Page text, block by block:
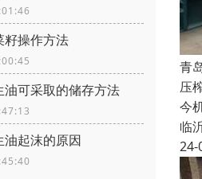
籽操作方法
可采取的储存方法
起沫的原因
青
压
今
临
24-